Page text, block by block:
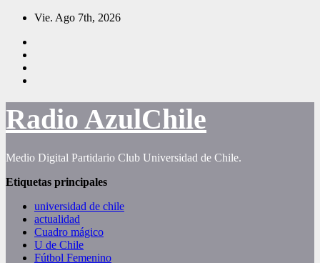
Saltar
contenido
Vie. Ago 7th, 2026
Radio AzulChile
Medio Digital Partidario Club Universidad de Chile.
Etiquetas principales
universidad de chile
actualidad
Cuadro mágico
U de Chile
Fútbol Femenino